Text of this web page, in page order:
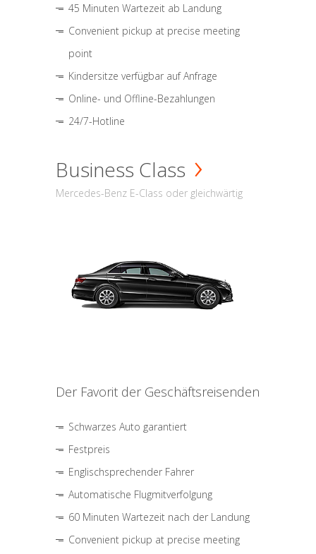
45 Minuten Wartezeit ab Landung
Convenient pickup at precise meeting
point
Kindersitze verfügbar auf Anfrage
Online- und Offline-Bezahlungen
24/7-Hotline
Business Class
Mercedes-Benz E-Class oder gleichwärtig
Der Favorit der Geschäftsreisenden
Schwarzes Auto garantiert
Festpreis
Englischsprechender Fahrer
Automatische Flugmitverfolgung
60 Minuten Wartezeit nach der Landung
Convenient pickup at precise meeting